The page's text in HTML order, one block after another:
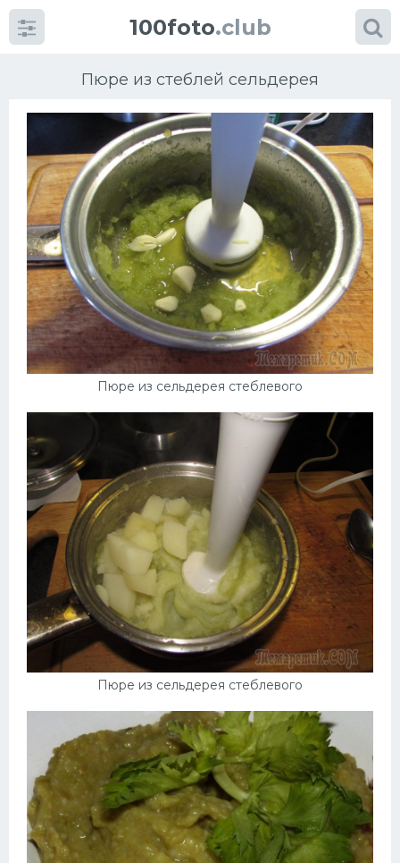
100foto.club
Пюре из стеблей сельдерея
Пюре из сельдерея стеблевого
Пюре из сельдерея стеблевого
Категориикартинок
Супы
Мясные блюда
Печенье
Салат
Напитки
Дизайн комнаты